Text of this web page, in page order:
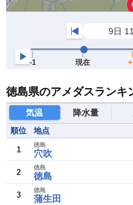
徳島県のアメダスランキ
気温 降水量
順位 地点
1 穴吹
徳島
2 徳島
徳島
3 蒲生田
徳島